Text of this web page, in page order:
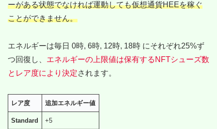
ーがある状態でなければ運動しても仮想通貨HEEを稼ぐ
ことができません。
エネルギーは毎日 0時, 6時, 12時, 18時 にそれぞれ25%ず
つ回復し、 エネルギーの上限値は保有するNFTシューズ数
とレア度により決定されます。
レア度 追加エネルギー値
Standard +5